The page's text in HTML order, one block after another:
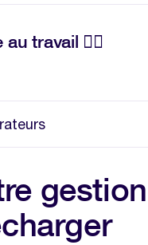
travail 💆‍♂️